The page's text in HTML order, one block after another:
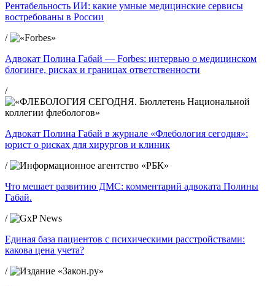
Рентабельность ИИ: какие умные медицинские сервисы
востребованы в России
/
Адвокат Полина Габай — Forbes: интервью о медицинском
блогинге, рисках и границах ответственности
/
Адвокат Полина Габай в журнале «Флебология сегодня»:
юрист о рисках для хирургов и клиник
/
Что мешает развитию ДМС: комментарий адвоката Полины
Габай.
/
Единая база пациентов с психическими расстройствами:
какова цена учета?
/